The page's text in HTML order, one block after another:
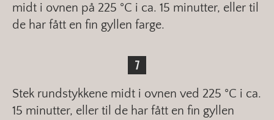
midt i ovnen på 225 °C i ca. 15 minutter, eller til
de har fått en fin gyllen farge.
Stek rundstykkene midt i ovnen ved 225 °C i ca.
15 minutter, eller til de har fått en fin gyllen